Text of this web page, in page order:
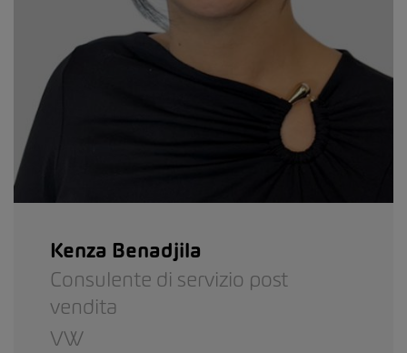
Kenza Benadjila
Consulente di servizio post
vendita
VW